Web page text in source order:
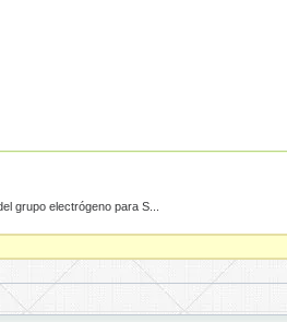
grupo electrógeno para S...